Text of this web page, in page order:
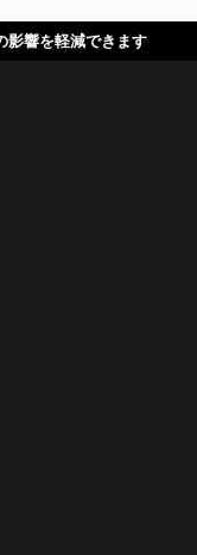
影響を軽減できます